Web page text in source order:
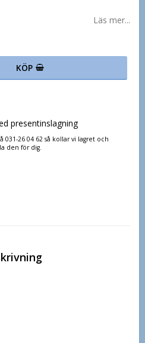
Läs mer...
KÖP
presentinslagning
031-26 04 62 så kollar vi lagret och
den för dig.